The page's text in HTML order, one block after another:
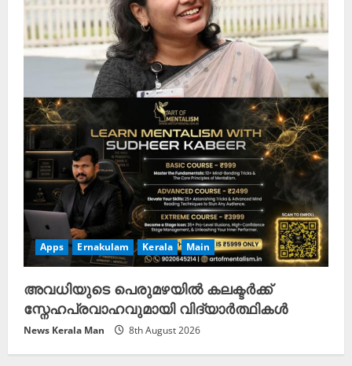
Apps Ernakulam Kerala Main
അവധിയുടെ പെരുമഴയിൽ കലക്ടർക്ക്
സ്നേഹപ്രവാഹവുമായി വിദ്യാർത്ഥികൾ
News Kerala Man 8th August 2026